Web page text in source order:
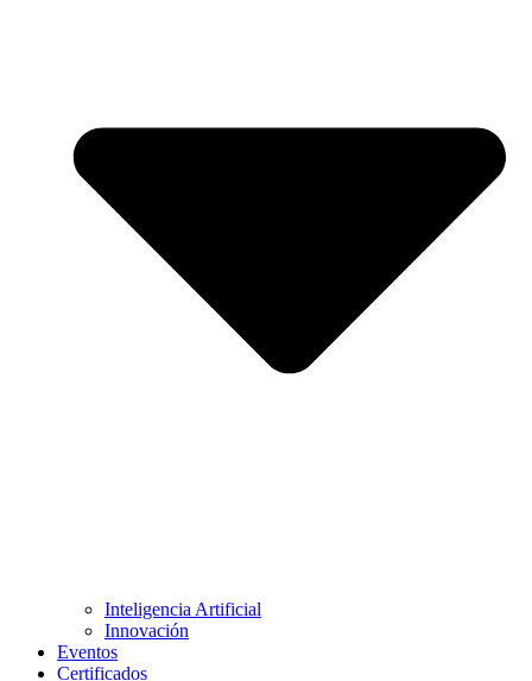
Inteligencia Artificial
Innovación
Eventos
Certificados